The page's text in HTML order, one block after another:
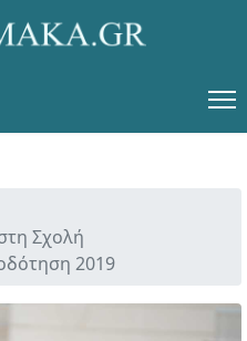
Σχολή
2019